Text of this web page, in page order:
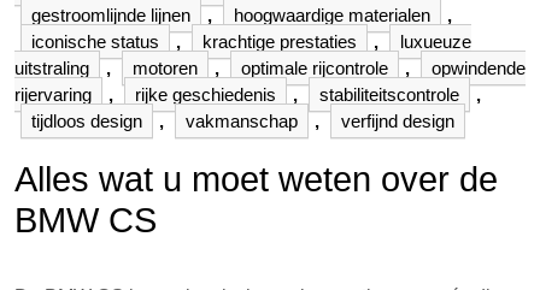
gestroomlijnde lijnen
, hoogwaardige materialen
,
iconische status
, krachtige prestaties ,
luxueuze
uitstraling
, motoren , optimale rijcontrole ,
opwindende
rijervaring
, rijke geschiedenis , stabiliteitscontrole
,
tijdloos design
, vakmanschap , verfijnd design
Alles wat u moet weten over de
BMW CS